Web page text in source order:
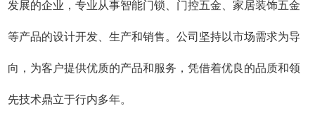
发展的企业，专业从事智能门锁、门控五金、家居装饰五金
等产品的设计开发、生产和销售。公司坚持以市场需求为导
向，为客户提供优质的产品和服务，凭借着优良的品质和领
先技术鼎立于行内多年。